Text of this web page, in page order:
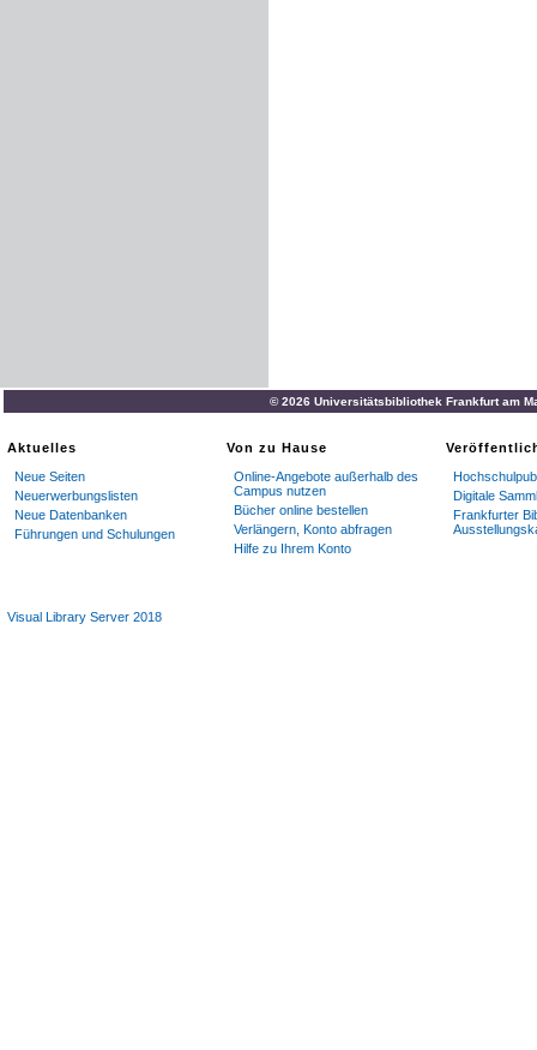
© 2026 Universitätsbibliothek Frankfurt am
Aktuelles
Neue Seiten
Neuerwerbungslisten
Neue Datenbanken
Führungen und Schulungen
Von zu Hause
Online-Angebote außerhalb des
Campus nutzen
Bücher online bestellen
Verlängern, Konto abfragen
Hilfe zu Ihrem Konto
Digitale
Frankfurter
Visual Library Server 2018